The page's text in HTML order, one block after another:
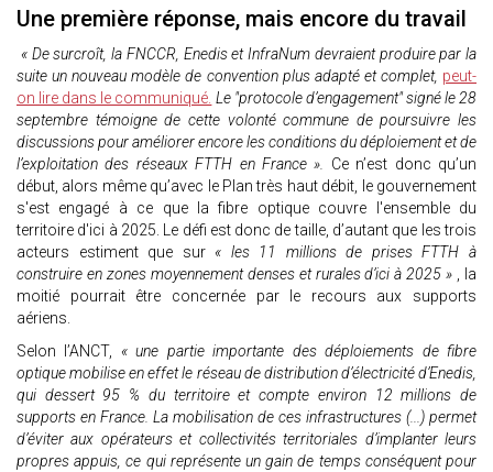
Une première réponse, mais encore du travail
« De surcroît, la FNCCR, Enedis et InfraNum devraient produire par la
suite un nouveau modèle de convention plus adapté et complet, peut-
on lire dans le communiqué. Le "protocole d’engagement" signé le 28
septembre témoigne de cette volonté commune de poursuivre les
discussions pour améliorer encore les conditions du déploiement et de
l’exploitation des réseaux FTTH en France ». Ce n’est donc qu’un
début, alors même qu’avec le Plan très haut débit, le gouvernement
s'est engagé à ce que la fibre optique couvre l'ensemble du
territoire d'ici à 2025. Le défi est donc de taille, d’autant que les trois
acteurs estiment que sur « les 11 millions de prises FTTH à
construire en zones moyennement denses et rurales d’ici à 2025 » , la
moitié pourrait être concernée par le recours aux supports
aériens.
Selon l’ANCT, « une partie importante des déploiements de fibre
optique mobilise en effet le réseau de distribution d’électricité d’Enedis,
qui dessert 95 % du territoire et compte environ 12 millions de
supports en France. La mobilisation de ces infrastructures (...) permet
d’éviter aux opérateurs et collectivités territoriales d’implanter leurs
propres appuis, ce qui représente un gain de temps conséquent pour